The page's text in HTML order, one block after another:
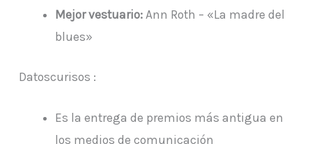
Mejor vestuario:Ann Roth – «La madre del
blues»
Datoscurisos :
Es la entrega de premios más antigua en
los medios de comunicación